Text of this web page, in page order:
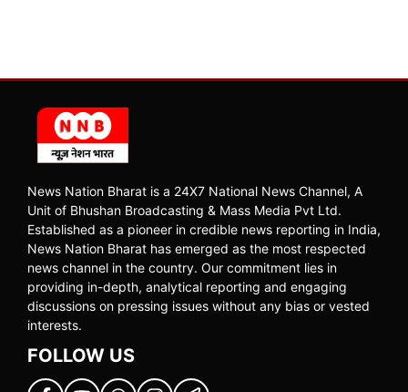
News Nation Bharat is a 24X7 National News Channel, A
Unit of Bhushan Broadcasting & Mass Media Pvt Ltd.
Established as a pioneer in credible news reporting in India,
News Nation Bharat has emerged as the most respected
news channel in the country. Our commitment lies in
providing in-depth, analytical reporting and engaging
discussions on pressing issues without any bias or vested
interests.
FOLLOW US